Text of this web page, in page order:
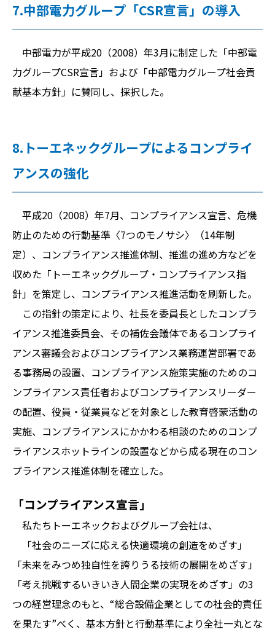
7.中部電力グループ「CSR宣言」の導入
中部電力が平成20（2008）年3月に制定した「中部電
力グループCSR宣言」および「中部電力グループ社会貢
献基本方針」に賛同し、採択した。
8.トーエネックグループによるコンプライ
アンスの強化
平成20（2008）年7月、コンプライアンス宣言、危機
防止のための行動基準〈7つのモノサシ〉（14年制
定）、コンプライアンス推進体制、推進の進め方などを
収めた「トーエネックグループ・コンプライアンス指
針」を策定し、コンプライアンス推進活動を刷新した。
この指針の策定により、社長を委員長としたコンプラ
イアンス推進委員会、その補佐会議体であるコンプライ
アンス審議会およびコンプライアンス業務運営部署であ
る事務局の設置、コンプライアンス施策実施のためのコ
ンプライアンス責任者およびコンプライアンスリーダー
の配置、役員・従業員などを対象とした教育啓蒙活動の
実施、コンプライアンスにかかわる相談のためのコンプ
ライアンスホットラインの設置などから成る現在のコン
プライアンス推進体制を確立した。
「コンプライアンス宣言」
私たちトーエネックおよびグループ会社は、
「社会のニーズに応える快適環境の創造をめざす」
「未来をみつめ独自性を誇りうる技術の展開をめざす」
「考え挑戦するいきいき人間企業の実現をめざす」の3
つの経営理念のもと、“総合設備企業としての社会的責任
を果たす”べく、基本方針と行動基準により全社一丸とな